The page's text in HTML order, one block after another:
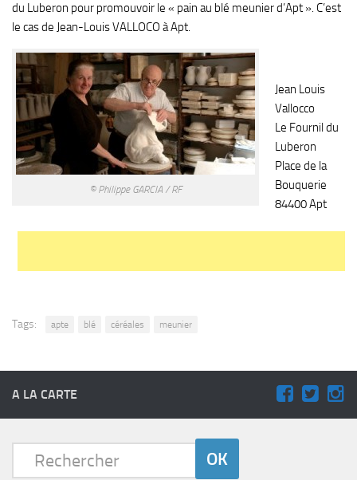
du Luberon pour promouvoir le « pain au blé meunier d’Apt ». C’est
le cas de Jean-Louis VALLOCO à Apt.
© Philippe GARCIA / RF
Jean Louis
Vallocco
Le Fournil du
Luberon
Place de la
Bouquerie
84400 Apt
Tags: apte blé céréales meunier
A LA CARTE